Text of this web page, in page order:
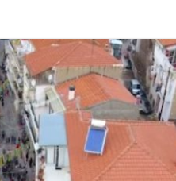
την Καστοριά,